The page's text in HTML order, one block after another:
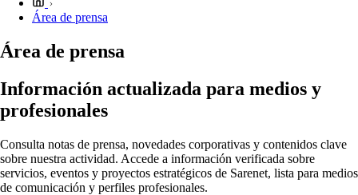
Área de prensa
Área de prensa
Información actualizada para medios y
profesionales
Consulta notas de prensa, novedades corporativas y contenidos clave
sobre nuestra actividad. Accede a información verificada sobre
servicios, eventos y proyectos estratégicos de Sarenet, lista para medios
de comunicación y perfiles profesionales.